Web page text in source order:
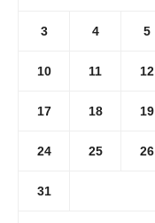
3 4 5
10 11 12
17 18 19
24 25 26
31